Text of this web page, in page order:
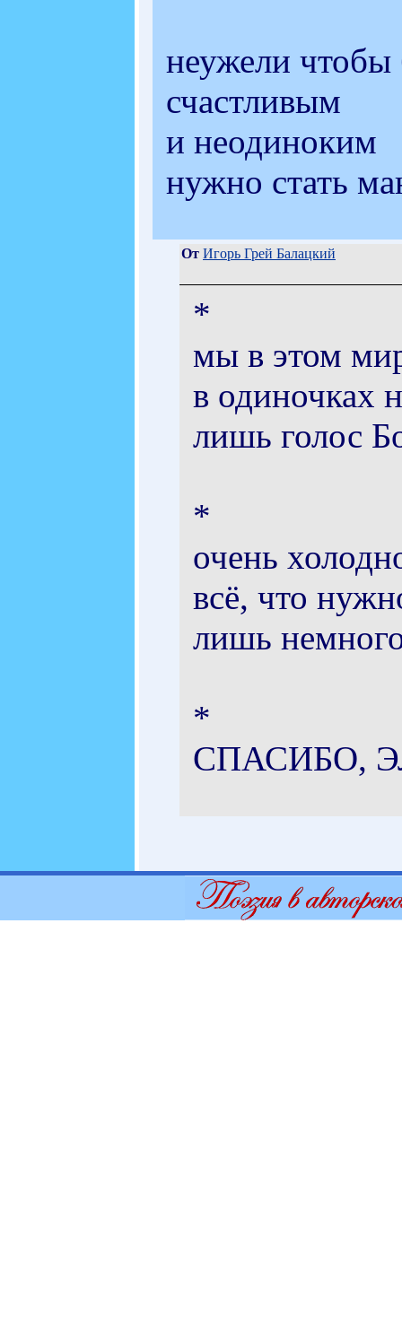
неужели чтобы
счастливым
и неодиноким
нужно стать
От Игорь Грей Балацкий
*
мы в этом
в одиночках
лишь голос
*
очень
всё, что
лишь
*
СПАСИБО,